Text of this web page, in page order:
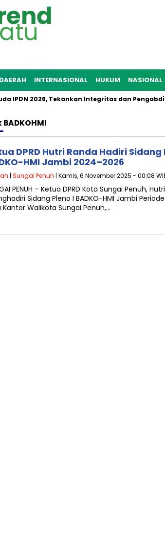
DAERAH INTERNASIONAL HUKUM NASIONAL
2026, Tekankan Integritas dan Pengabdian
BADKOHMI
DPRD Hutri Randa Hadiri Sidang
HMI Jambi 2024–2026
| Sungai Penuh | Kamis, 6 November 2025 - 00:08
PENUH – Ketua DPRD Kota Sungai Penuh,
Sidang Pleno I BADKO-HMI Jambi
Kantor Walikota Sungai Penuh,…